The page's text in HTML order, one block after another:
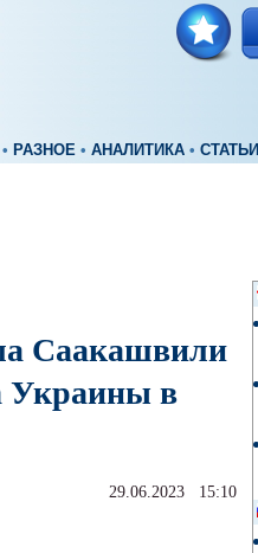
• РАЗНОЕ • АНАЛИТИКА • СТАТЬИ
Саакашвили
Украины в
29.06.2023 15:10